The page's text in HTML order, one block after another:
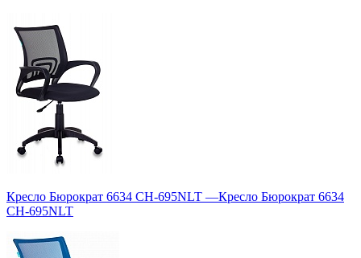
Кресло Бюрократ 6634 CH-695NLT —Кресло Бюрократ 6634
CH-695NLT